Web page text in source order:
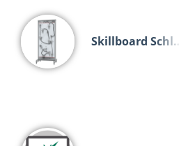
Skillboard Schl…